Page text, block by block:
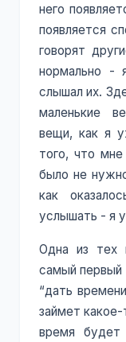
него
появляется
говорят
нормально -
слышал их.
маленькие
вещи, как я
того, что
было не
как
услышать - я
Одна из тех
самый первый
“дать
займет
время